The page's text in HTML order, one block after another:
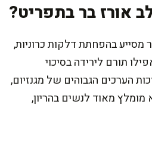
אורז בר בתפריט?
בהפחתת דלקות כרוניות,
תורם לירידה בסיכוי
הערכים הגבוהים של מגנזיום,
מומלץ מאוד לנשים בהריון,